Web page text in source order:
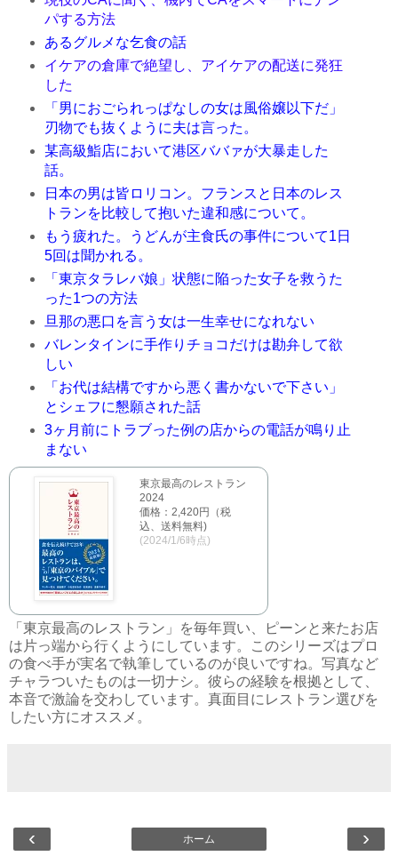
パする方法
あるグルメな乞食の話
イケアの倉庫で絶望し、アイケアの配送に発狂
した
「男におごられっぱなしの女は風俗嬢以下だ」
刃物でも抜くように夫は言った。
某高級鮨店において港区ババァが大暴走した
話。
日本の男は皆ロリコン。フランスと日本のレス
トランを比較して抱いた違和感について。
もう疲れた。うどんが主食氏の事件について1日
5回は聞かれる。
「東京タラレバ娘」状態に陥った女子を救うた
った1つの方法
旦那の悪口を言う女は一生幸せになれない
バレンタインに手作りチョコだけは勘弁して欲
しい
「お代は結構ですから悪く書かないで下さい」
とシェフに懇願された話
3ヶ月前にトラブった例の店からの電話が鳴り止
まない
東京最高のレストラン
2024
価格：2,420円（税
込、送料無料)
(2024/1/6時点)
「東京最高のレストラン」を毎年買い、ピーンと来たお店
は片っ端から行くようにしています。このシリーズはプロ
の食べ手が実名で執筆しているのが良いですね。写真など
チャラついたものは一切ナシ。彼らの経験を根拠として、
本音で激論を交わしています。真面目にレストラン選びを
したい方にオススメ。
‹ ›
ホーム